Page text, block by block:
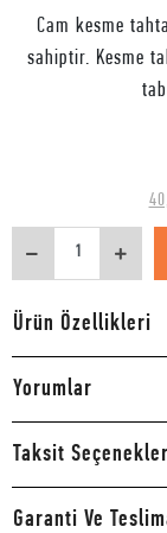
Cam kesme
sahiptir. Kesme
Ürün Özellikleri
Yorumlar
Taksit
Garanti Ve